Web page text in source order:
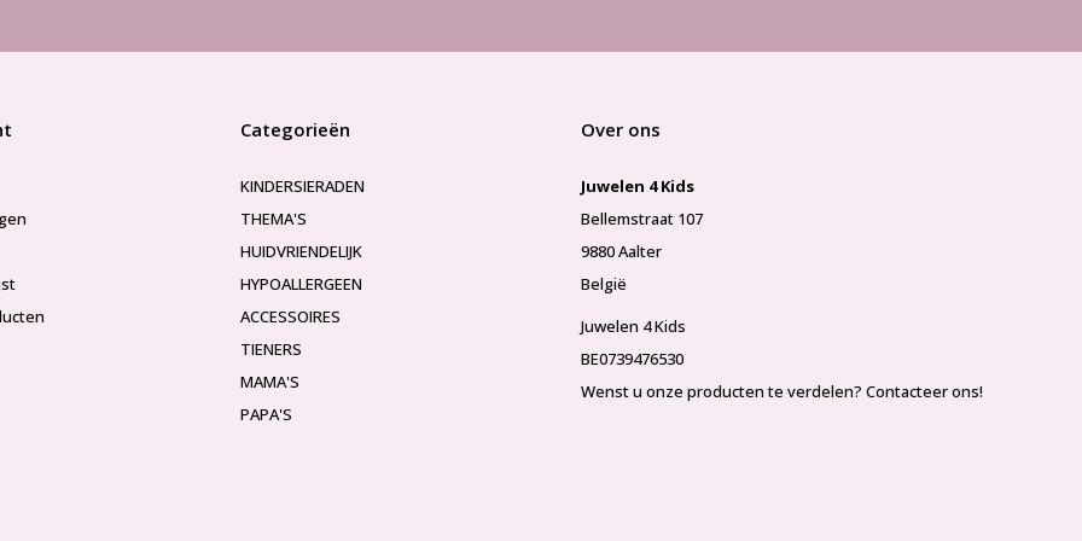
Categorieën
KINDERSIERADEN
THEMA'S
HUIDVRIENDELIJK
HYPOALLERGEEN
ACCESSOIRES
TIENERS
MAMA'S
PAPA'S
Over ons
Juwelen 4 Kids
Bellemstraat 107
9880 Aalter
België
Juwelen 4 Kids
BE0739476530
Wenst u onze producten te verdelen? Contacteer ons!